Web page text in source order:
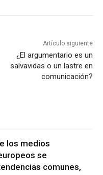
Artículo siguiente
¿El argumentario es un
salvavidas o un lastre en
comunicación?
los medios
se
comunes,